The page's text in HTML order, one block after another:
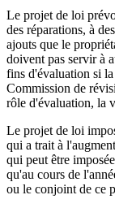
Le projet de loi
des réparations, à
ajouts que le
doivent pas servir à
fins d'évaluation si
Commission de
rôle d'évaluation, la
Le projet de loi
qui a trait à
qui peut être
qu'au cours de
ou le conjoint de ce